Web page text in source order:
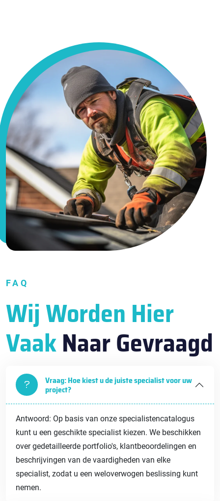
FAQ
Wij Worden Hier
VaakNaar Gevraagd
Vraag: Hoe kiest u de juiste specialist voor uw
project?
Antwoord: Op basis van onze specialistencatalogus
kunt u een geschikte specialist kiezen. We beschikken
over gedetailleerde portfolio's, klantbeoordelingen en
beschrijvingen van de vaardigheden van elke
specialist, zodat u een weloverwogen beslissing kunt
nemen.